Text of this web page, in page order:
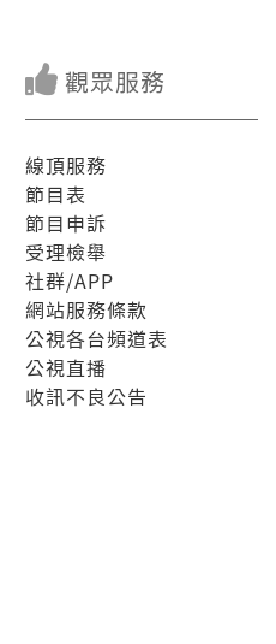
觀眾服務
線頂服務
節目表
節目申訴
受理檢舉
社群/APP
網站服務條款
公視各台頻道表
公視直播
收訊不良公告